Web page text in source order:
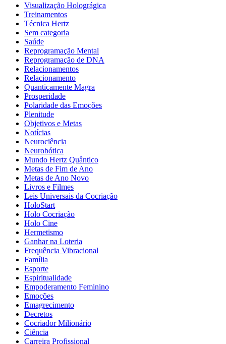
Visualização Holográgica
Treinamentos
Técnica Hertz
Sem categoria
Saúde
Reprogramação Mental
Reprogramação de DNA
Relacionamentos
Relacionamento
Quanticamente Magra
Prosperidade
Polaridade das Emoções
Plenitude
Objetivos e Metas
Notícias
Neurociência
Neurobótica
Mundo Hertz Quântico
Metas de Fim de Ano
Metas de Ano Novo
Livros e Filmes
Leis Universais da Cocriação
HoloStart
Holo Cocriação
Holo Cine
Hermetismo
Ganhar na Loteria
Frequência Vibracional
Família
Esporte
Espiritualidade
Empoderamento Feminino
Emoções
Emagrecimento
Decretos
Cocriador Milionário
Ciência
Carreira Profissional